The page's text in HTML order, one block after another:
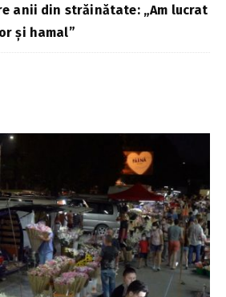
anii din străinătate: „Am lucrat
și hamal”